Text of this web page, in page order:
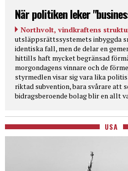
När politiken leker
Northvolt, vindkraftens
utsläppsrättssystemets inbyggda
identiska fall, men de delar en
hittills haft mycket begränsad
morgondagens vinnare och de
styrmedlen visar sig vara lika
riktad subvention, bara svårare att
bidragsberoende bolag blir en allt
USA